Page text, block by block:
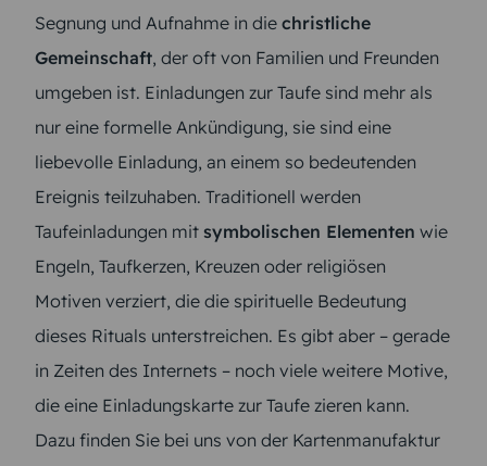
Segnung und Aufnahme in die christliche
Gemeinschaft, der oft von Familien und Freunden
umgeben ist. Einladungen zur Taufe sind mehr als
nur eine formelle Ankündigung, sie sind eine
liebevolle Einladung, an einem so bedeutenden
Ereignis teilzuhaben. Traditionell werden
Taufeinladungen mit symbolischen Elementen wie
Engeln, Taufkerzen, Kreuzen oder religiösen
Motiven verziert, die die spirituelle Bedeutung
dieses Rituals unterstreichen. Es gibt aber – gerade
in Zeiten des Internets – noch viele weitere Motive,
die eine Einladungskarte zur Taufe zieren kann.
Dazu finden Sie bei uns von der Kartenmanufaktur